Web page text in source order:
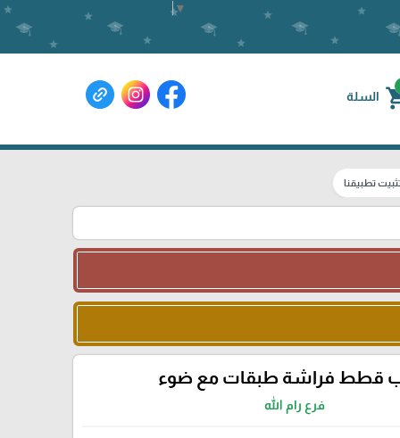
Select Language▼
السلة
تطبيقنا
قطط فراشة طبقات مع ضوء
فرع رام الله